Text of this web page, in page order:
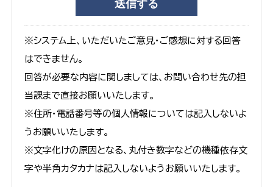
※システム上、いただいたご意見・ご感想に対する回答
はできません。
回答が必要な内容に関しましては、お問い合わせ先の担
当課まで直接お願いいたします。
※住所・電話番号等の個人情報については記入しないよ
うお願いいたします。
※文字化けの原因となる、丸付き数字などの機種依存文
字や半角カタカナは記入しないようお願いいたします。